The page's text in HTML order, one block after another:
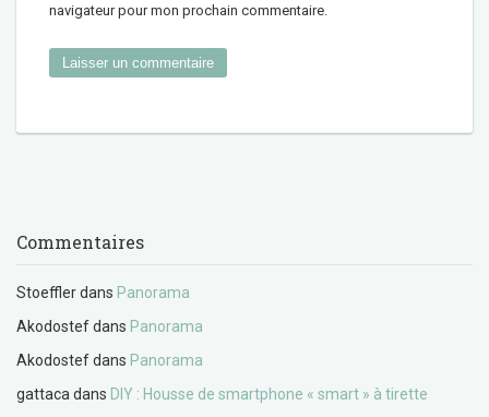
navigateur pour mon prochain commentaire.
Commentaires
Stoefflerdans Panorama
Akodostefdans Panorama
Akodostefdans Panorama
gattaca dans DIY : Housse de smartphone « smart » à tirette